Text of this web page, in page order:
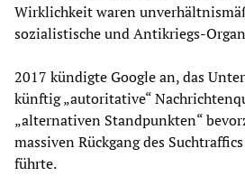
Wirklichkeit waren
sozialistische und Antikriegs-
2017 kündigte Google an, das
künftig „autoritative“
„alternativen Standpunkten“
massiven Rückgang des
führte.